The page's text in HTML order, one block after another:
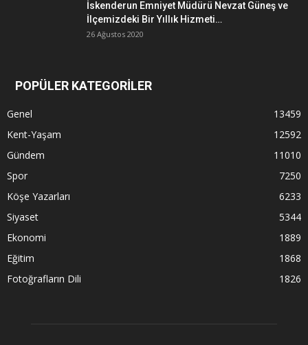
İskenderun Emniyet Müdürü Nevzat Güneş ve
İlçemizdeki Bir Yıllık Hizmeti…
26 Ağustos 2020
POPÜLER KATEGORİLER
Genel
13459
Kent-Yaşam
12592
Gündem
11010
Spor
7250
Köşe Yazarları
6233
Siyaset
5344
Ekonomi
1889
Eğitim
1868
Fotoğrafların Dili
1826